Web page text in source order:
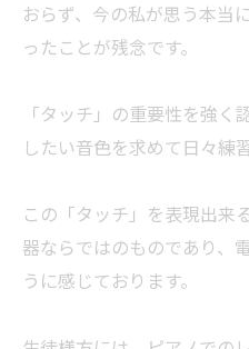
おらず、今の私が思う本当
ったことが残念です。
「タッチ」の重要性を強
したい音色を求めて日々練
この「タッチ」を表現出来
器ならではのものであり、
うに感じております。